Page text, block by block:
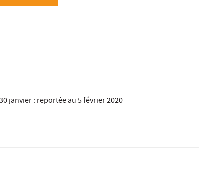
janvier : reportée au 5 février 2020